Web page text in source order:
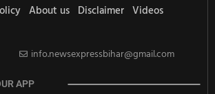
About us Disclaimer Videos
info.newsexpressbihar@gmail.com
APP